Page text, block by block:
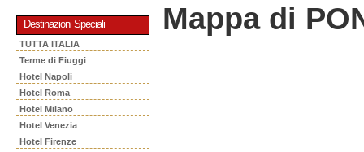
Destinazioni Speciali
TUTTA ITALIA
Terme di Fiuggi
Hotel Napoli
Hotel Roma
Hotel Milano
Hotel Venezia
Hotel Firenze
Mappa di